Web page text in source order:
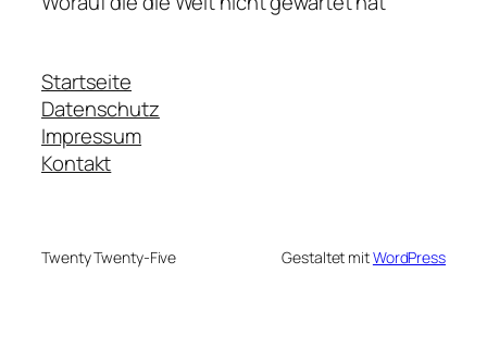
Startseite
Datenschutz
Impressum
Kontakt
Twenty Twenty-Five Gestaltet mitWordPress